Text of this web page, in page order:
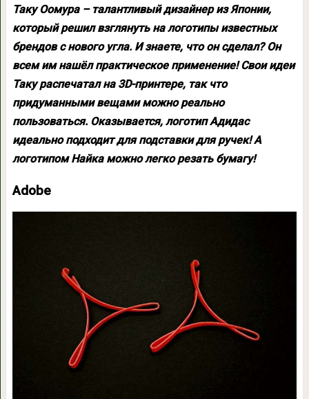
Таку Оомура – талантливый дизайнер из Японии,
который решил взглянуть на логотипы известных
брендов с нового угла. И знаете, что он сделал? Он
всем им нашёл практическое применение! Свои идеи
Таку распечатал на 3D-принтере, так что
придуманными вещами можно реально
пользоваться. Оказывается, логотип Адидас
идеально подходит для подставки для ручек! А
логотипом Найка можно легко резать бумагу!
Adobe